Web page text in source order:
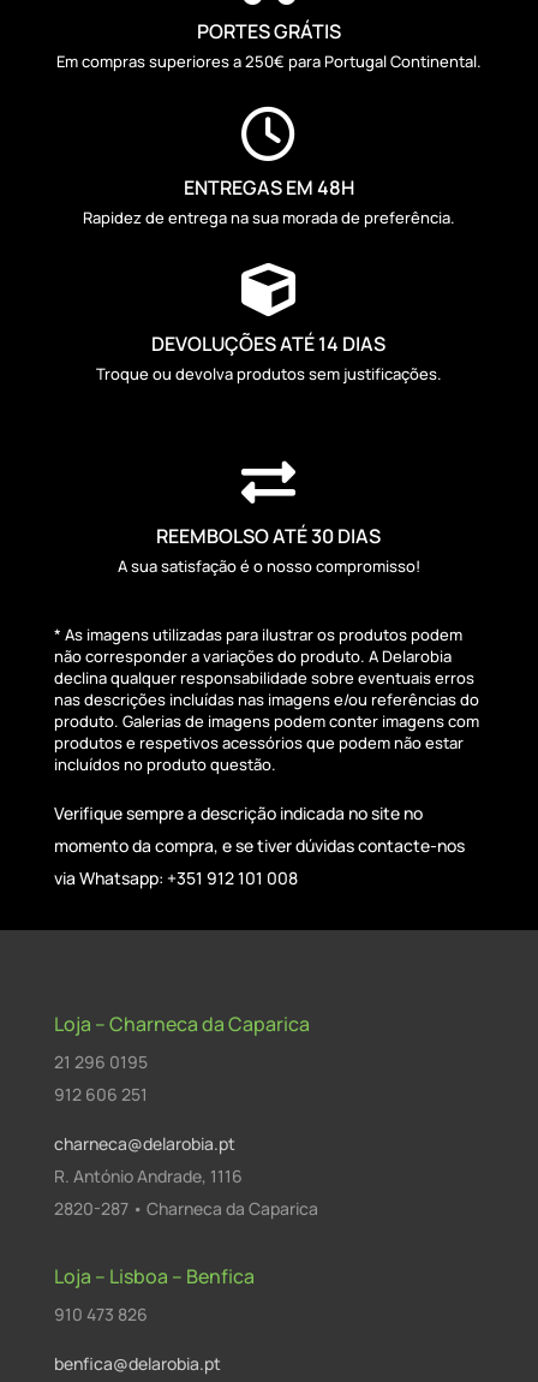
PORTES GRÁTIS
Em compras superiores a 250€ para Portugal Continental.

ENTREGAS EM 48H
Rapidez de entrega na sua morada de preferência.

DEVOLUÇÕES ATÉ 14 DIAS
Troque ou devolva produtos sem justificações.

REEMBOLSO ATÉ 30 DIAS
A sua satisfação é o nosso compromisso!
* As imagens utilizadas para ilustrar os produtos podem
não corresponder a variações do produto. A Delarobia
declina qualquer responsabilidade sobre eventuais erros
nas descrições incluídas nas imagens e/ou referências do
produto. Galerias de imagens podem conter imagens com
produtos e respetivos acessórios que podem não estar
incluídos no produto questão.
Verifique sempre a descrição indicada no site no
momento da compra, e se tiver dúvidas contacte-nos
via Whatsapp: +351 912 101 008
Loja – Charneca da Caparica
21 296 0195
912 606 251
charneca@delarobia.pt
R. António Andrade, 1116
2820-287 • Charneca da Caparica
Loja – Lisboa – Benfica
910 473 826
benfica@delarobia.pt